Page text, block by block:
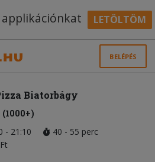
LETÖLTÖM
BELÉPÉS
Biatorbágy
- 21:10
40 - 55 perc